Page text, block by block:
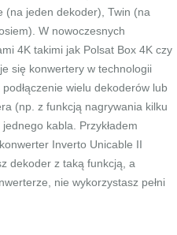
(na jeden dekoder), Twin (na
W nowoczesnych
4K takimi jak Polsat Box 4K czy
się konwertery w technologii
wielu dekoderów lub
(np. z funkcją nagrywania kilku
kabla. Przykładem
Inverto Unicable II
dekoder z taką funkcją, a
nie wykorzystasz pełni